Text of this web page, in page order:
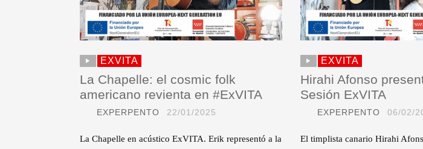
EXVITA
La Chapelle: el cosmic folk
americano revienta en #ExVITA
EXPERPENTO 22/01/2025
La Chapelle en acústico ExVITA. Erik representó a la
EXVITA
Hirahi Afonso
Sesión ExVITA
EXPERPENTO 06/02/
El timplista canario Hirahi